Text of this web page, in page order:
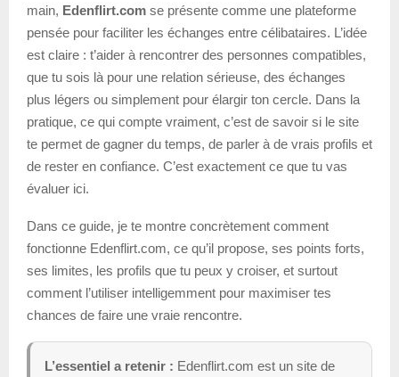
main, Edenflirt.com se présente comme une plateforme
pensée pour faciliter les échanges entre célibataires. L’idée
est claire : t’aider à rencontrer des personnes compatibles,
que tu sois là pour une relation sérieuse, des échanges
plus légers ou simplement pour élargir ton cercle. Dans la
pratique, ce qui compte vraiment, c’est de savoir si le site
te permet de gagner du temps, de parler à de vrais profils et
de rester en confiance. C’est exactement ce que tu vas
évaluer ici.
Dans ce guide, je te montre concrètement comment
fonctionne Edenflirt.com, ce qu’il propose, ses points forts,
ses limites, les profils que tu peux y croiser, et surtout
comment l’utiliser intelligemment pour maximiser tes
chances de faire une vraie rencontre.
L’essentiel a retenir : Edenflirt.com est un site de